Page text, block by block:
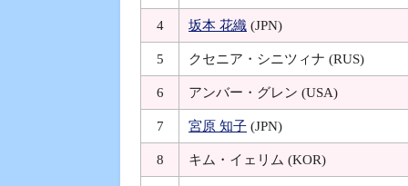
4 坂本 花織 (JPN)
5 クセニア・シニツィナ (RUS)
6 アンバー・グレン (USA)
7 宮原 知子 (JPN)
8 キム・イェリム (KOR)